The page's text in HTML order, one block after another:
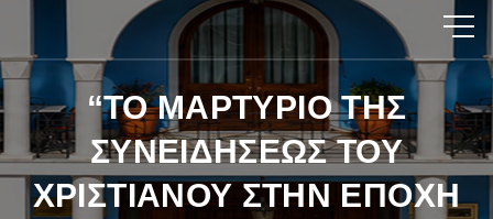
“ΤΟ ΜΑΡΤΥΡΙΟ ΤΗΣ
ΣΥΝΕΙΔΗΣΕΩΣ ΤΟΥ
ΧΡΙΣΤΙΑΝΟΥ ΣΤΗΝ ΕΠΟΧΗ